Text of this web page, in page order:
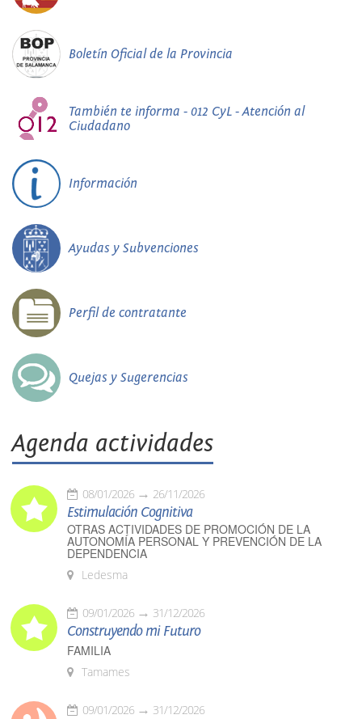
Boletín Oficial de la Provincia
También te informa - 012 CyL - Atención al
Ciudadano
Información
Ayudas y Subvenciones
Perfil de contratante
Quejas y Sugerencias
Agenda actividades
08/01/2026 26/11/2026
Estimulación Cognitiva
OTRAS ACTIVIDADES DE PROMOCIÓN DE LA
AUTONOMÍA PERSONAL Y PREVENCIÓN DE LA
DEPENDENCIA
Ledesma
09/01/2026 31/12/2026
Construyendo mi Futuro
FAMILIA
Tamames
09/01/2026 31/12/2026